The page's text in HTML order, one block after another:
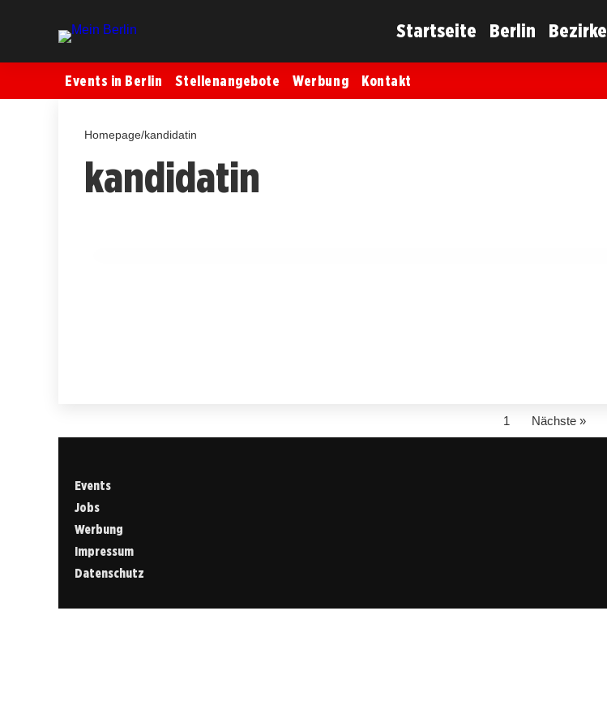
Startseite Berlin Bezirke
Events in Berlin Stellenangebote Werbung Kontakt
Homepage/kandidatin
kandidatin
15. Juli 2025
1 Nächste »
Events
Jobs
Werbung
Impressum
Datenschutz